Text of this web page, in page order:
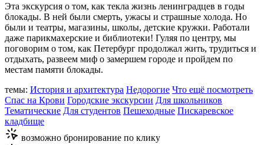
Эта экскурсия о том, как текла жизнь ленинградцев в годы
блокады. В ней были смерть, ужасы и страшные холода. Но
были и театры, магазины, школы, детские кружки. Работали
даже парикмахерские и библиотеки! Гуляя по центру, мы
поговорим о том, как Петербург продолжал жить, трудиться и
отдыхать, развеем миф о замершем городе и пройдем по
местам памяти блокады.
темы: История и архитектура Недорогие Что ещё посмотреть
Спас на Крови Городские экскурсии Для школьников
Тематические Для студентов Пешеходные Пискаревское
кладбище
возможно бронирование по клику